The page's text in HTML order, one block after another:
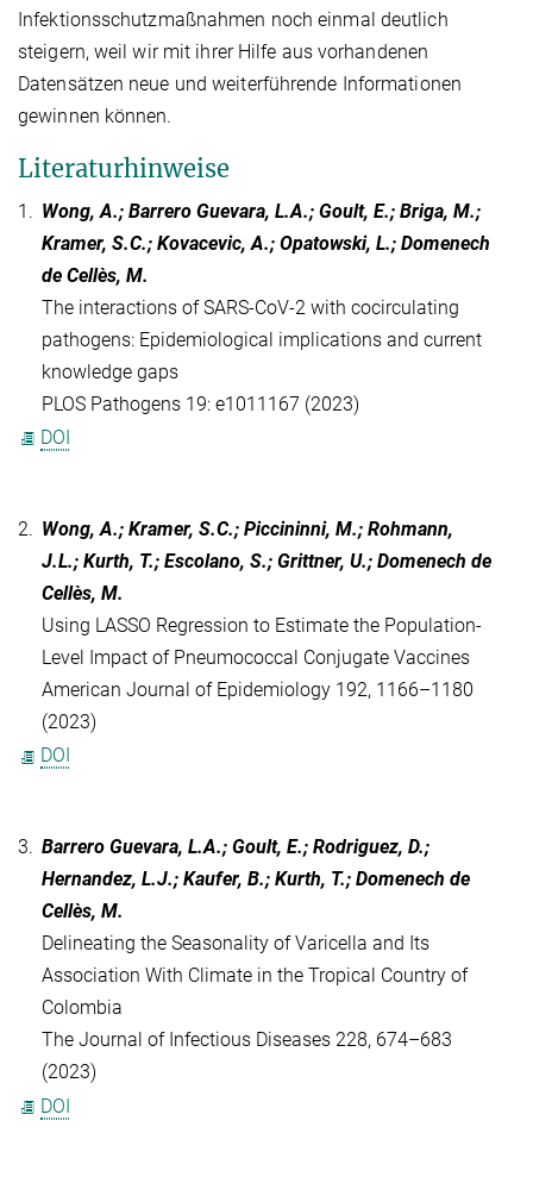
Infektionsschutzmaßnahmen noch einmal deutlich
steigern, weil wir mit ihrer Hilfe aus vorhandenen
Datensätzen neue und weiterführende Informationen
gewinnen können.
Literaturhinweise
1. Wong, A.; Barrero Guevara, L.A.; Goult, E.; Briga, M.;
Kramer, S.C.; Kovacevic, A.; Opatowski, L.; Domenech
de Cellès, M.
The interactions of SARS-CoV-2 with cocirculating
pathogens: Epidemiological implications and current
knowledge gaps
PLOS Pathogens 19: e1011167 (2023)
DOI
2. Wong, A.; Kramer, S.C.; Piccininni, M.; Rohmann,
J.L.; Kurth, T.; Escolano, S.; Grittner, U.; Domenech de
Cellès, M.
Using LASSO Regression to Estimate the Population-
Level Impact of Pneumococcal Conjugate Vaccines
American Journal of Epidemiology 192, 1166–1180
(2023)
DOI
3. Barrero Guevara, L.A.; Goult, E.; Rodriguez, D.;
Hernandez, L.J.; Kaufer, B.; Kurth, T.; Domenech de
Cellès, M.
Delineating the Seasonality of Varicella and Its
Association With Climate in the Tropical Country of
Colombia
The Journal of Infectious Diseases 228, 674–683
(2023)
DOI